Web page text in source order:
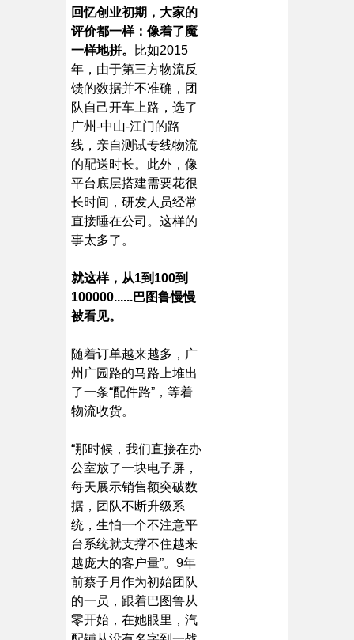
回忆创业初期，大家的
评价都一样：像着了魔
一样地拼。
比如2015
年，由于第三方物流反
馈的数据并不准确，团
队自己开车上路，选了
广州-中山-江门的路
线，亲自测试专线物流
的配送时长。此外，像
平台底层搭建需要花很
长时间，研发人员经常
直接睡在公司。这样的
事太多了。
就这样，从1到100到
100000......巴图鲁慢慢
被看见。
随着订单越来越多，广
州广园路的马路上堆出
了一条“配件路”，等着
物流收货。
“那时候，我们直接在办
公室放了一块电子屏，
每天展示销售额突破数
据，团队不断升级系
统，生怕一个不注意平
台系统就支撑不住越来
越庞大的客户量”。9年
前蔡子月作为初始团队
的一员，跟着巴图鲁从
零开始，在她眼里，汽